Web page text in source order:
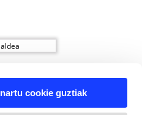
cookie guztiak